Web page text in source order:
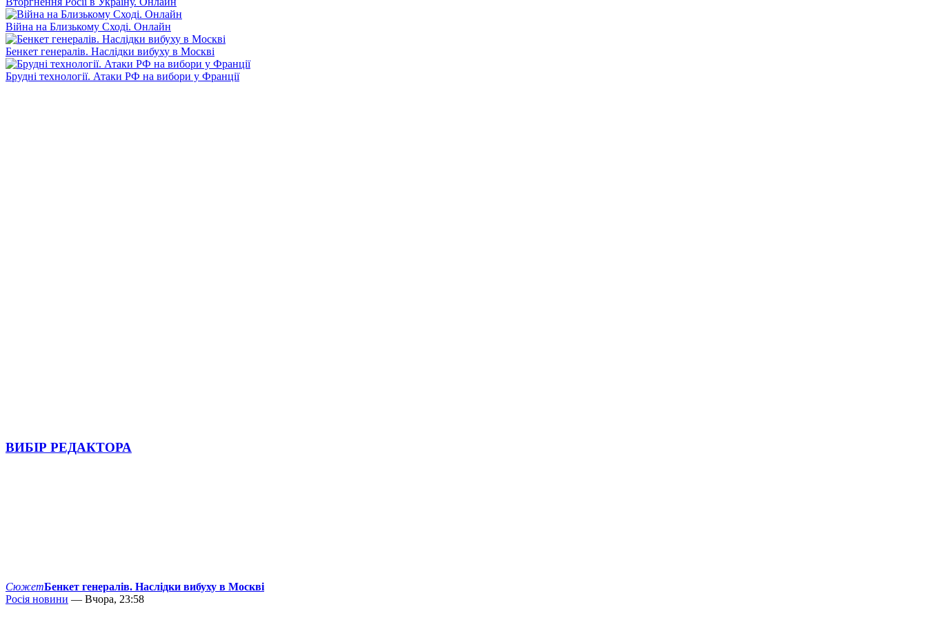
Війна на Близькому Сході. Онлайн
Бенкет генералів. Наслідки вибуху в Москві
Брудні технології. Атаки РФ на вибори у Франції
ВИБІР РЕДАКТОРА
СюжетБенкет генералів. Наслідки вибуху в Москві
Росія новини — Вчора, 23:58